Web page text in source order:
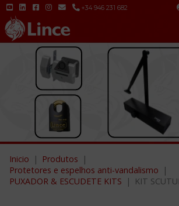
+34 946 231 682
Inicio
Produtos
Protetores e espelhos anti-vandalismo
PUXADOR & ESCUDETE KITS
KIT